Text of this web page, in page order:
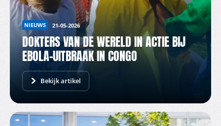
NIEUWS 21-05-2026
DOKTERS VAN DE WERELD IN ACTIE BIJ
EBOLA-UITBRAAK IN CONGO
Bekijk artikel